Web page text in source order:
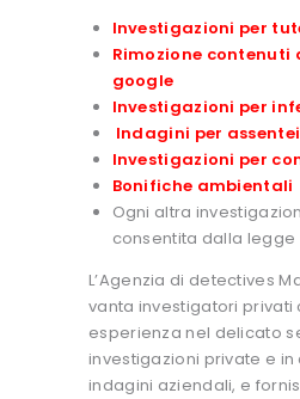
Investigazioni per
Rimozione
google
Investigazioni per
Indagini per
Investigazioni per
Bonifiche ambientali
Ogni altra
consentita dalla legge
L’Agenzia di detectives
vanta investigatori
esperienza nel delicato
investigazioni private e
indagini aziendali, e